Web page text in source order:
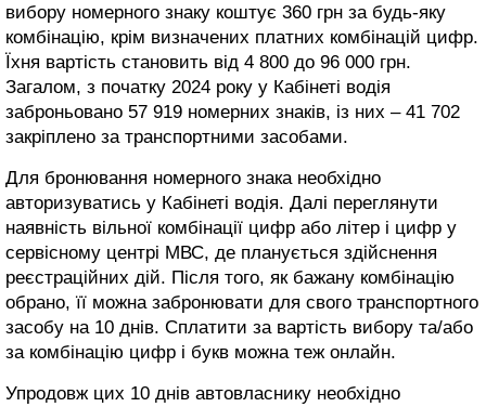
вибору номерного знаку коштує 360 грн за будь-яку
комбінацію, крім визначених платних комбінацій цифр.
Їхня вартість становить від 4 800 до 96 000 грн.
Загалом, з початку 2024 року у Кабінеті водія
заброньовано 57 919 номерних знаків, із них – 41 702
закріплено за транспортними засобами.
Для бронювання номерного знака необхідно
авторизуватись у Кабінеті водія. Далі переглянути
наявність вільної комбінації цифр або літер і цифр у
сервісному центрі МВС, де планується здійснення
реєстраційних дій. Після того, як бажану комбінацію
обрано, її можна забронювати для свого транспортного
засобу на 10 днів. Сплатити за вартість вибору та/або
за комбінацію цифр і букв можна теж онлайн.
Упродовж цих 10 днів автовласнику необхідно